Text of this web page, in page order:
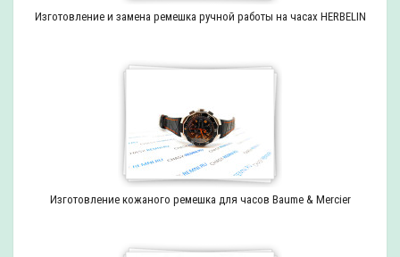
Изготовление и замена ремешка ручной работы на часах HERBELIN
Изготовление кожаного ремешка для часов Baume & Mercier